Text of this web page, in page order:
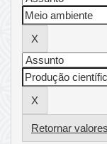
Retornar valores